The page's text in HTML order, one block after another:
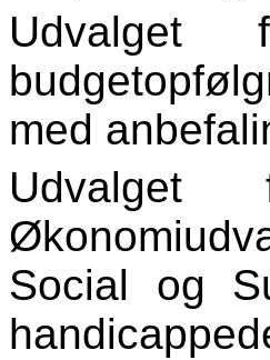
med
Social og